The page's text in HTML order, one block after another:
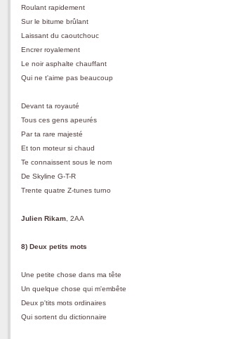
Roulant rapidement
Sur le bitume brûlant
Laissant du caoutchouc
Encrer royalement
Le noir asphalte chauffant
Qui ne t'aime pas beaucoup
Devant ta royauté
Tous ces gens apeurés
Par ta rare majesté
Et ton moteur si chaud
Te connaissent sous le nom
De Skyline G-T-R
Trente quatre Z-tunes turno
Julien Rikam , 2AA
8) Deux petits mots
Une petite chose dans ma tête
Un quelque chose qui m'embête
Deux p'tits mots ordinaires
Qui sortent du dictionnaire